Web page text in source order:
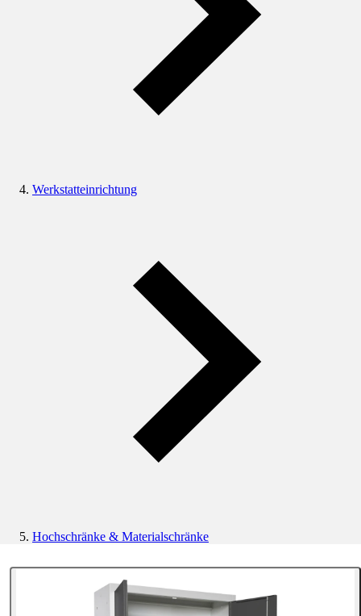
Werkstatteinrichtung
Hochschränke & Materialschränke